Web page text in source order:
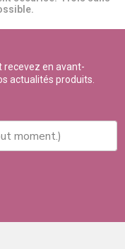
recevez en avant-
actualités produits.